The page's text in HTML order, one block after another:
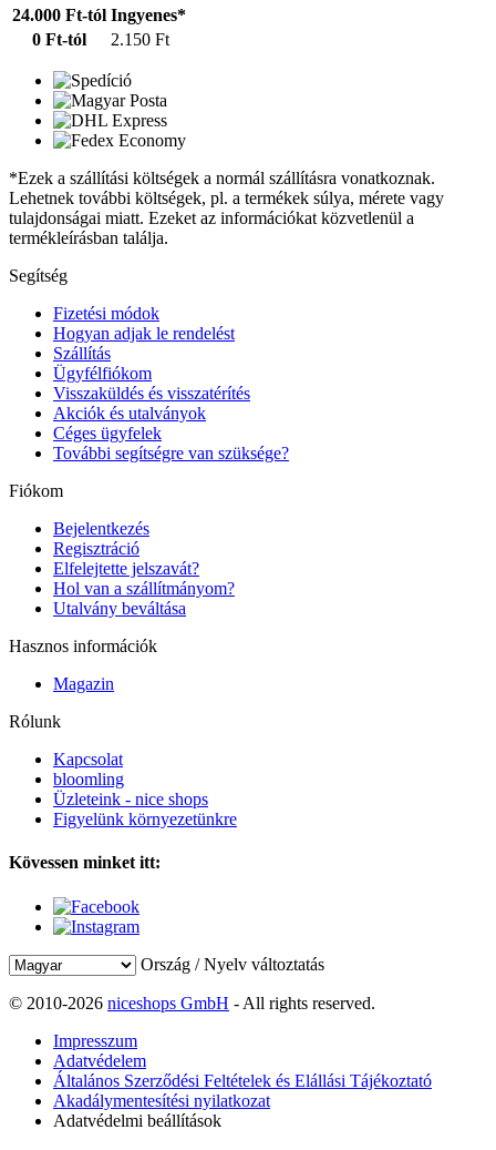
24.000 Ft-tól Ingyenes*
0 Ft-tól
2.150 Ft
*Ezek a szállítási költségek a normál szállításra vonatkoznak.
Lehetnek további költségek, pl. a termékek súlya, mérete vagy
tulajdonságai miatt. Ezeket az információkat közvetlenül a
termékleírásban találja.
Segítség
Fizetési módok
Hogyan adjak le rendelést
Szállítás
Ügyfélfiókom
Visszaküldés és visszatérítés
Akciók és utalványok
Céges ügyfelek
További segítségre van szüksége?
Fiókom
Bejelentkezés
Regisztráció
Elfelejtette jelszavát?
Hol van a szállítmányom?
Utalvány beváltása
Hasznos információk
Magazin
Rólunk
Kapcsolat
bloomling
Üzleteink - nice shops
Figyelünk környezetünkre
Kövessen minket itt:
Ország / Nyelv változtatás
© 2010-2026 niceshops GmbH - All rights reserved.
Impresszum
Adatvédelem
Általános Szerződési Feltételek és Elállási Tájékoztató
Akadálymentesítési nyilatkozat
Adatvédelmi beállítások